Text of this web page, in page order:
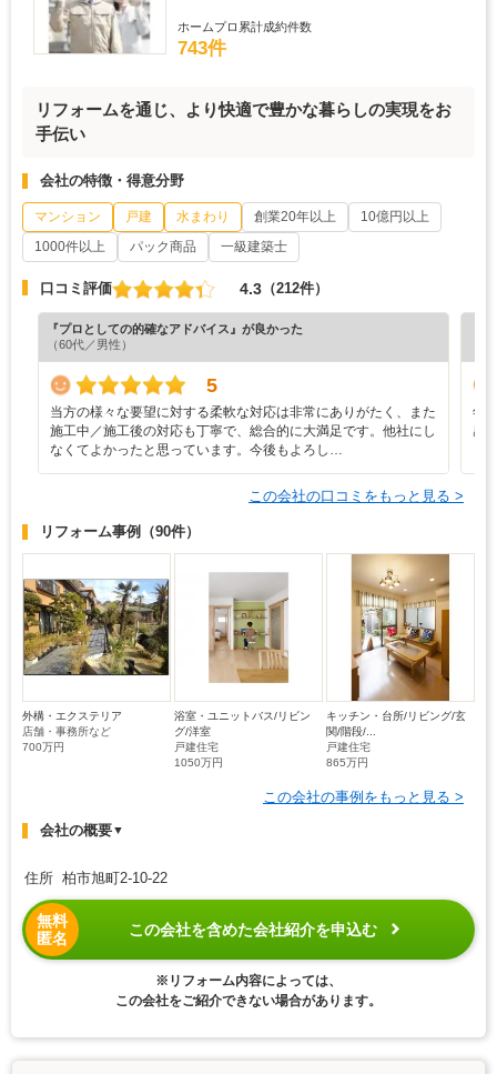
ホームプロ累計成約件数
743件
リフォームを通じ、より快適で豊かな暮らしの実現をお
手伝い
会社の特徴・得意分野
マンション 戸建 水まわり 創業20年以上
10億円以上
1000件以上
パック商品 一級建築士
口コミ評価 4.3 （212件）
『プロとしての的確なアドバイス』が良かった
（60代／男性）
5
当方の様々な要望に対する柔軟な対応は非常にありがたく、また
施工中／施工後の対応も丁寧で、総合的に大満足です。他社にし
なくてよかったと思っています。今後もよろし…
年
感
この会社の口コミをもっと見る >
リフォーム事例 （90件）
外構・エクステリア
店舗・事務所など
700万円
浴室・ユニットバス/リビン
グ/洋室
戸建住宅
1050万円
キッチン・台所/リビング/玄
関/階段/...
戸建住宅
865万円
この会社の事例をもっと見る >
会社の概要▼
住所 柏市旭町2-10-22
無料
匿名
この会社を含めた会社紹介を申込む
※リフォーム内容によっては、
この会社をご紹介できない場合があります。